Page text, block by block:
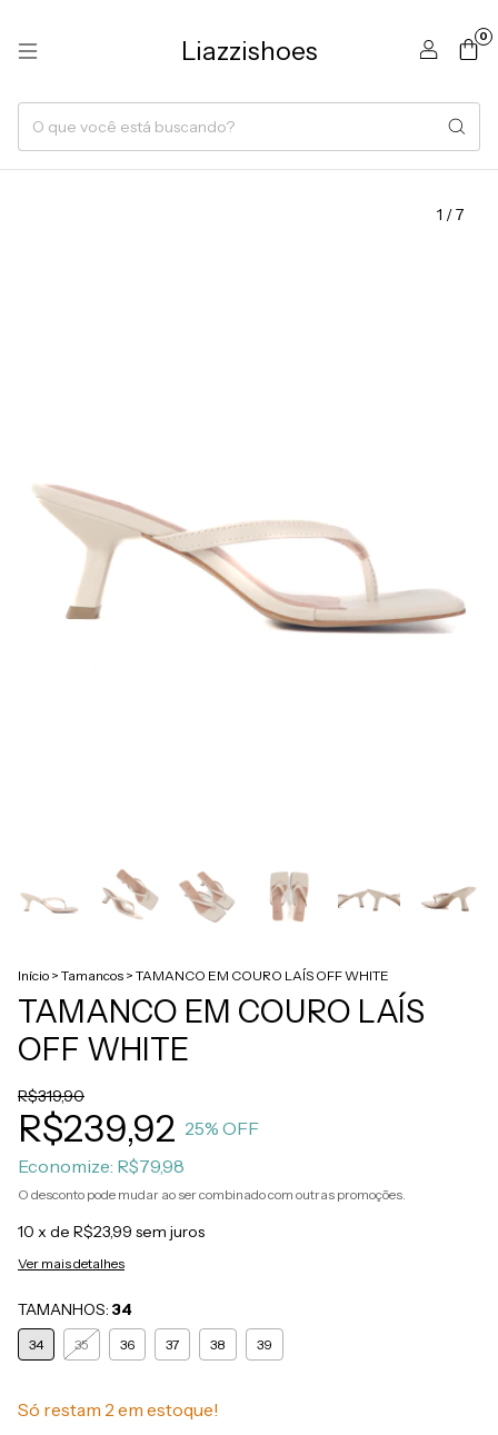
Liazzishoes 0
1 /7
Início > Tamancos > TAMANCO EM COURO LAÍS OFF WHITE
TAMANCO EM COURO LAÍS
OFF WHITE
R$319,90
R$239,92 25% OFF
Economize: R$79,98
O desconto pode mudar ao ser combinado com outras promoções.
10 x de R$23,99 sem juros
Ver mais detalhes
TAMANHOS: 34
34 35 36 37 38 39
Só restam 2 em estoque!